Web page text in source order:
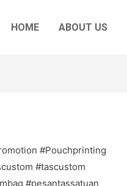
HOME ABOUT US